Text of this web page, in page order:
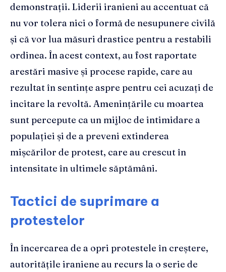
demonstrații. Liderii iranieni au accentuat că
nu vor tolera nici o formă de nesupunere civilă
și că vor lua măsuri drastice pentru a restabili
ordinea. În acest context, au fost raportate
arestări masive și procese rapide, care au
rezultat în sentințe aspre pentru cei acuzați de
incitare la revoltă. Amenințările cu moartea
sunt percepute ca un mijloc de intimidare a
populației și de a preveni extinderea
mișcărilor de protest, care au crescut în
intensitate în ultimele săptămâni.
Tactici de suprimare a
protestelor
În încercarea de a opri protestele în creștere,
autoritățile iraniene au recurs la o serie de